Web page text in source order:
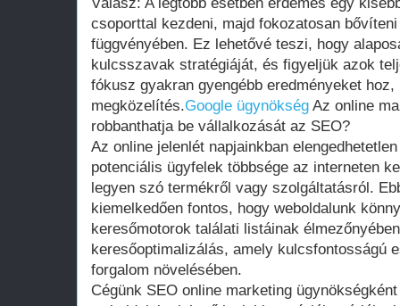
csoporttal kezdeni, majd fokozatosan
függvényében. Ez lehetővé teszi, hogy
kulcsszavak stratégiáját, és figyeljük azok
fókusz gyakran gyengébb eredményeket
megközelítés.Google ügynökség Az online
robbanthatja be vállalkozását az SEO?
Az online jelenlét napjainkban
potenciális ügyfelek többsége az interneten
legyen szó termékről vagy szolgáltatásról.
kiemelkedően fontos, hogy weboldalunk
keresőmotorok találati listáinak
keresőoptimalizálás, amely kulcsfontosságú
forgalom növelésében.
Cégünk SEO online marketing